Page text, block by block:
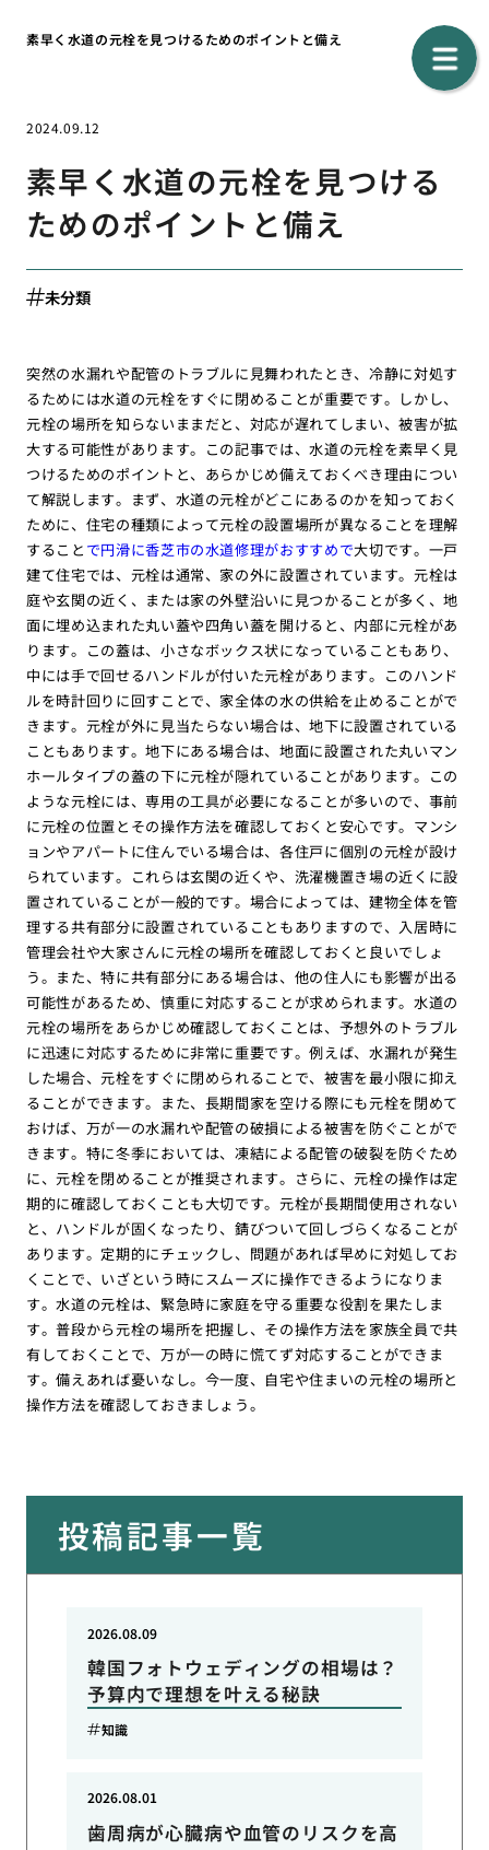
素早く水道の元栓を見つけるためのポイントと備え
2024.09.12
素早く水道の元栓を見つける
ためのポイントと備え
未分類
突然の水漏れや配管のトラブルに見舞われたとき、冷静に対処す
るためには水道の元栓をすぐに閉めることが重要です。しかし、
元栓の場所を知らないままだと、対応が遅れてしまい、被害が拡
大する可能性があります。この記事では、水道の元栓を素早く見
つけるためのポイントと、あらかじめ備えておくべき理由につい
て解説します。まず、水道の元栓がどこにあるのかを知っておく
ために、住宅の種類によって元栓の設置場所が異なることを理解
すること で円滑に香芝市の水道修理がおすすめで大切です。一戸
建て住宅では、元栓は通常、家の外に設置されています。元栓は
庭や玄関の近く、または家の外壁沿いに見つかることが多く、地
面に埋め込まれた丸い蓋や四角い蓋を開けると、内部に元栓があ
ります。この蓋は、小さなボックス状になっていることもあり、
中には手で回せるハンドルが付いた元栓があります。このハンド
ルを時計回りに回すことで、家全体の水の供給を止めることがで
きます。元栓が外に見当たらない場合は、地下に設置されている
こともあります。地下にある場合は、地面に設置された丸いマン
ホールタイプの蓋の下に元栓が隠れていることがあります。この
ような元栓には、専用の工具が必要になることが多いので、事前
に元栓の位置とその操作方法を確認しておくと安心です。マンシ
ョンやアパートに住んでいる場合は、各住戸に個別の元栓が設け
られています。これらは玄関の近くや、洗濯機置き場の近くに設
置されていることが一般的です。場合によっては、建物全体を管
理する共有部分に設置されていることもありますので、入居時に
管理会社や大家さんに元栓の場所を確認しておくと良いでしょ
う。また、特に共有部分にある場合は、他の住人にも影響が出る
可能性があるため、慎重に対応することが求められます。水道の
元栓の場所をあらかじめ確認しておくことは、予想外のトラブル
に迅速に対応するために非常に重要です。例えば、水漏れが発生
した場合、元栓をすぐに閉められることで、被害を最小限に抑え
ることができます。また、長期間家を空ける際にも元栓を閉めて
おけば、万が一の水漏れや配管の破損による被害を防ぐことがで
きます。特に冬季においては、凍結による配管の破裂を防ぐため
に、元栓を閉めることが推奨されます。さらに、元栓の操作は定
期的に確認しておくことも大切です。元栓が長期間使用されない
と、ハンドルが固くなったり、錆びついて回しづらくなることが
あります。定期的にチェックし、問題があれば早めに対処してお
くことで、いざという時にスムーズに操作できるようになりま
す。水道の元栓は、緊急時に家庭を守る重要な役割を果たしま
す。普段から元栓の場所を把握し、その操作方法を家族全員で共
有しておくことで、万が一の時に慌てず対応することができま
す。備えあれば憂いなし。今一度、自宅や住まいの元栓の場所と
操作方法を確認しておきましょう。
投稿記事一覧
韓国フォトウェディングの相場は？
予算内で理想を叶える秘訣
2026.08.09
知識
歯周病が心臓病や血管のリスクを高
2026.08.01